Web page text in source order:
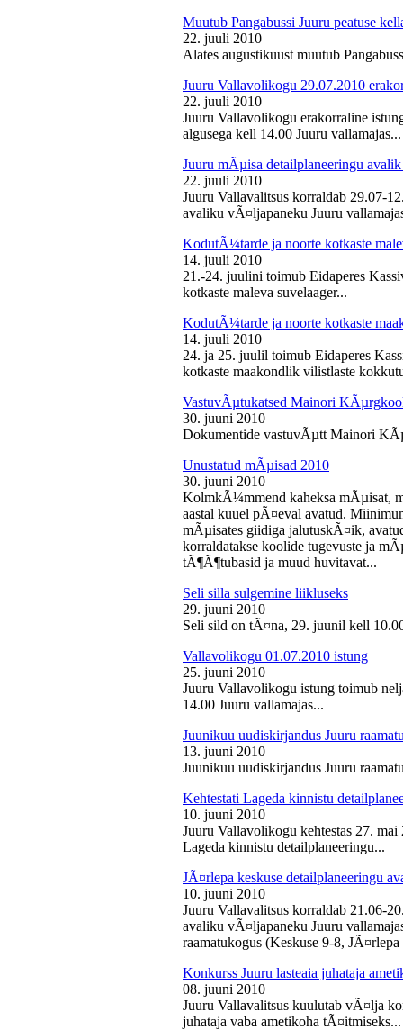
Muutub Pangabussi Juuru peatuse
22. juuli 2010
Alates augustikuust muutub
Juuru Vallavolikogu 29.07.2010
22. juuli 2010
Juuru Vallavolikogu erakorraline
algusega kell 14.00 Juuru vallamajas...
Juuru mÃµisa detailplaneeringu
22. juuli 2010
Juuru Vallavalitsus korraldab 29.07-
avaliku vÃ¤ljapaneku Juuru
KodutÃ¼tarde ja noorte kotkaste
14. juuli 2010
21.-24. juulini toimub Eidaperes
kotkaste maleva suvelaager...
KodutÃ¼tarde ja noorte kotkaste
14. juuli 2010
24. ja 25. juulil toimub Eidaperes
kotkaste maakondlik vilistlaste
VastuvÃµtukatsed Mainori
30. juuni 2010
Dokumentide vastuvÃµtt Mainori
Unustatud mÃµisad 2010
30. juuni 2010
KolmkÃ¼mmend kaheksa mÃµisat,
aastal kuuel pÃ¤eval avatud.
mÃµisates giidiga jalutuskÃ¤ik,
korraldatakse koolide tugevuste ja
tÃ¶Ã¶tubasid ja muud huvitavat...
Seli silla sulgemine liikluseks
29. juuni 2010
Seli sild on tÃ¤na, 29. juunil kell
Vallavolikogu 01.07.2010 istung
25. juuni 2010
Juuru Vallavolikogu istung toimub
14.00 Juuru vallamajas...
Juunikuu uudiskirjandus Juuru
13. juuni 2010
Juunikuu uudiskirjandus Juuru
Kehtestati Lageda kinnistu
10. juuni 2010
Juuru Vallavolikogu kehtestas 27.
Lageda kinnistu detailplaneeringu...
JÃ¤rlepa keskuse detailplaneeringu
10. juuni 2010
Juuru Vallavalitsus korraldab 21.06-
avaliku vÃ¤ljapaneku Juuru
raamatukogus (Keskuse 9-8,
Konkurss Juuru lasteaia juhataja
08. juuni 2010
Juuru Vallavalitsus kuulutab vÃ¤lja
juhataja vaba ametikoha tÃ¤itmiseks...